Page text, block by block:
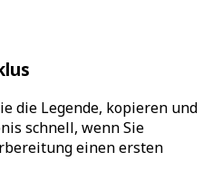
die Legende, kopieren und
schnell, wenn Sie
einen ersten